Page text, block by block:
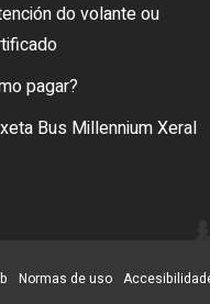
do volante ou
pagar?
Bus Millennium Xeral
Normas de uso